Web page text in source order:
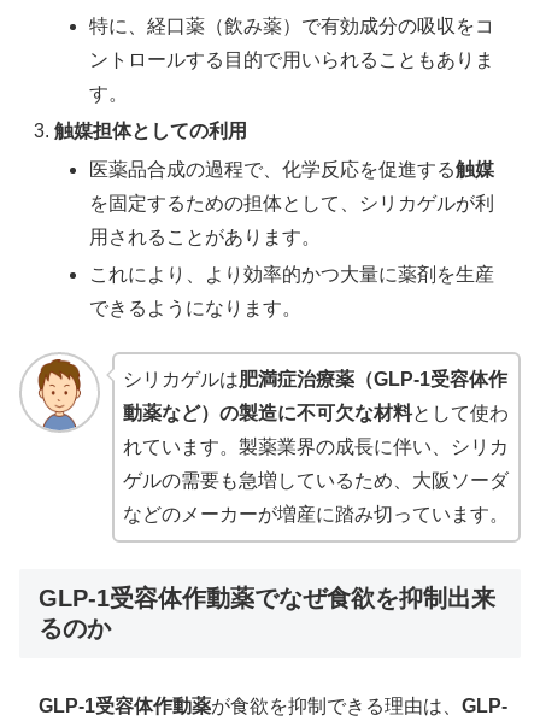
特に、経口薬（飲み薬）で有効成分の吸収をコ
ントロールする目的で用いられることもありま
す。
触媒担体としての利用
医薬品合成の過程で、化学反応を促進する触媒
を固定するための担体として、シリカゲルが利
用されることがあります。
これにより、より効率的かつ大量に薬剤を生産
できるようになります。
シリカゲルは肥満症治療薬（GLP-1受容体作
動薬など）の製造に不可欠な材料として使わ
れています。製薬業界の成長に伴い、シリカ
ゲルの需要も急増しているため、大阪ソーダ
などのメーカーが増産に踏み切っています。
GLP-1受容体作動薬でなぜ食欲を抑制出来
るのか
GLP-1受容体作動薬が食欲を抑制できる理由は、 GLP-